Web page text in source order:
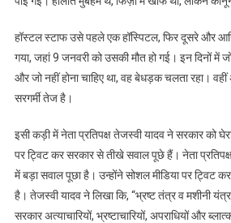
हॉस्टल स्टाफ उसे पहले एक हॉस्पिटल, फिर दूसरे और
गया, जहां 9 जनवरी को उसकी मौत हो गई। इन दिनों में
और जो नहीं होना चाहिए था, वह बेधड़क चलता रहा।
सरगर्मी तेज है।
इसी कड़ी में नेता प्रतिपक्ष तेजस्वी यादव ने सरकार को
पर ट्विट कर सरकार से तीखे सवाल पूछे हैं। नेता
में बड़ा सवाल पूछा है। उन्होंने सोशल मीडिया पर ट्विट
है। तेजस्वी यादव ने लिखा कि, “भ्रष्ट तंत्र व मशीनी
सरकार अत्याचारियों, भ्रष्टाचारियों, अपराधियों और